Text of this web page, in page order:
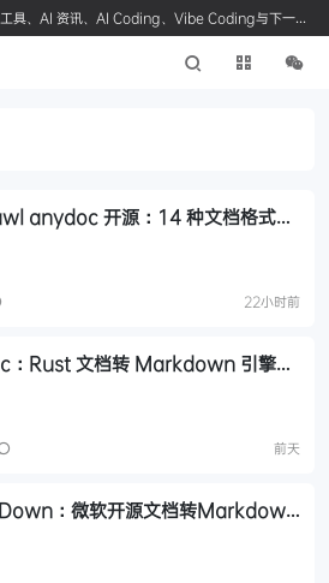
具、AI 资讯、AI Coding、Vibe Coding与下一代
们
anydoc 开源：14 种文档格式转
22小时前
：Rust 文档转 Markdown 引擎，
前天
：微软开源文档转Markdown